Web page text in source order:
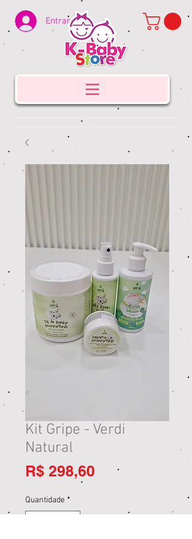
Entrar
Kit Gripe - Verdi
Natural
R$ 298,60 Preço
Quantidade *